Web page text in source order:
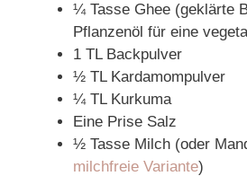
¼ Tasse Ghee (geklärte
Pflanzenöl für eine
1 TL Backpulver
½ TL Kardamompulver
¼ TL Kurkuma
Eine Prise Salz
½ Tasse Milch (oder
milchfreie Variante)